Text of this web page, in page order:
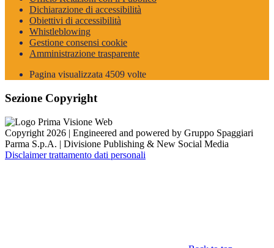
Dichiarazione di accessibilità
Obiettivi di accessibilità
Whistleblowing
Gestione consensi cookie
Amministrazione trasparente
Pagina visualizzata 4509 volte
Sezione Copyright
Copyright 2026 | Engineered and powered by Gruppo Spaggiari
Parma S.p.A. | Divisione Publishing & New Social Media
Disclaimer trattamento dati personali